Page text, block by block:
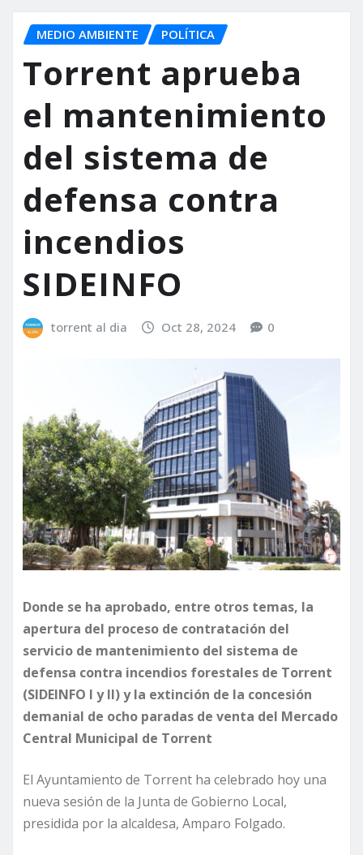
MEDIO AMBIENTE POLÍTICA
Torrent aprueba
el mantenimiento
del sistema de
defensa contra
incendios
SIDEINFO
torrent al dia Oct 28, 2024 0
Donde se ha aprobado, entre otros temas, la
apertura del proceso de contratación del
servicio de mantenimiento del sistema de
defensa contra incendios forestales de Torrent
(SIDEINFO I y II) y la extinción de la concesión
demanial de ocho paradas de venta del Mercado
Central Municipal de Torrent
El Ayuntamiento de Torrent ha celebrado hoy una
nueva sesión de la Junta de Gobierno Local,
presidida por la alcaldesa, Amparo Folgado.